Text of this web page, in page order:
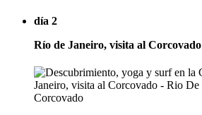
día 2
Río de Janeiro, visita al Corcovado